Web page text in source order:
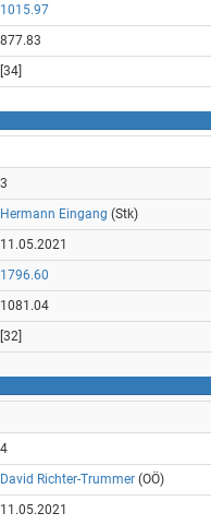
1015.97
877.83
[34]
3
Hermann Eingang (Stk)
11.05.2021
1796.60
1081.04
[32]
4
David Richter-Trummer (OÖ)
11.05.2021